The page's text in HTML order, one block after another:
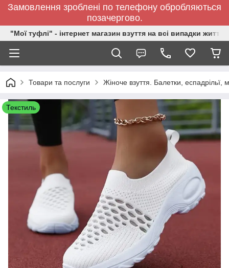
Замовлення зроблені по телефону обробляються
позачергово.
"Мої туфлі" - інтернет магазин взуття на всі випадки життя.
Товари та послуги Жіноче взуття. Балетки,
Текстиль